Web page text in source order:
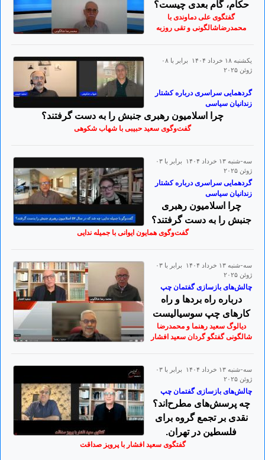
حکام، گام بعدی چیست؟
گفتگوی علی دماوندی با
محمدرضاشالگونی و تقی روزبه
يكشنبه ۱۸ خرداد ۱۴۰۴ برابر با ۰۸
ژوئن ۲۰۲۵
گردهمایی سراسری درباره کشتار
زندانیان سیاسی
چرا اسلامیون رهبری جنبش را به دست گرفتند؟
گفت‌وگوی سعید حبیبی با شهاب شکوهی
سه-شنبه ۱۳ خرداد ۱۴۰۴ برابر با ۰۳
ژوئن ۲۰۲۵
گردهمایی سراسری درباره کشتار
زندانیان سیاسی
چرا اسلامیون رهبری
جنبش را به دست گرفتند؟
گفت‌وگوی همایون ایوانی با جمیله ندایی
سه-شنبه ۱۳ خرداد ۱۴۰۴ برابر با ۰۳
ژوئن ۲۰۲۵
چالش‌های بازسازی گفتمان چپ
درباره راه‌ بردها و راه‌
کارهای چپ سوسیالیست
دیالوگ سعید رهنما و محمدرضا
شالگونی گفتگو گردان سعید افشار
سه-شنبه ۱۳ خرداد ۱۴۰۴ برابر با ۰۳
ژوئن ۲۰۲۵
چالش‌های بازسازی گفتمان چپ
چه پرسش‌های مطرح‌اند؟
نقدی بر تجمع گروه برای
فلسطین در تهران.
گفتگوی سعید افشار با پرویز صداقت